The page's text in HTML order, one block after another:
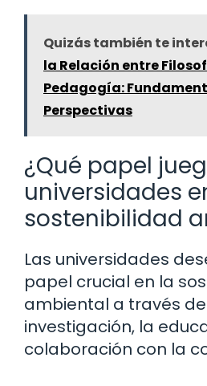
Quizás también te
la Relación entre
Pedagogía:
Perspectivas
¿Qué papel
universidades
sostenibilidad
Las universidades
papel crucial en la
ambiental a través
investigación, la
colaboración con la